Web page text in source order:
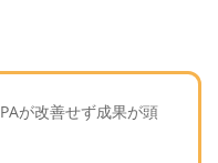
が改善せず成果が頭